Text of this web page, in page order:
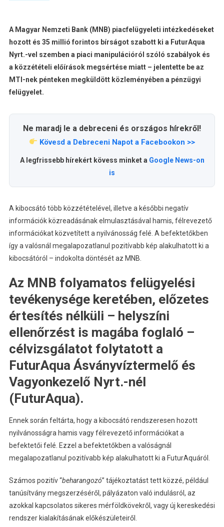
A Magyar Nemzeti Bank (MNB) piacfelügyeleti intézkedéseket
hozott és 35 millió forintos bírságot szabott ki a FuturAqua
Nyrt.-vel szemben a piaci manipulációról szóló szabályok és
a közzétételi előírások megsértése miatt – jelentette be az
MTI-nek pénteken megküldött közleményében a pénzügyi
felügyelet.
Ne maradj le a debreceni és országos hírekről!
Kövesd a Debreceni Napot a Facebookon >>
A legfrissebb hírekért kövess minket a Google News-on
is
A kibocsátó több közzétételével, illetve a későbbi negatív
információk közreadásának elmulasztásával hamis, félrevezető
információkat közvetített a nyilvánosság felé. A befektetőkben
így a valósnál megalapozatlanul pozitívabb kép alakulhatott ki a
kibocsátóról – indokolta döntését az MNB.
Az MNB folyamatos felügyelési
tevékenysége keretében, előzetes
értesítés nélküli – helyszíni
ellenőrzést is magába foglaló –
célvizsgálatot folytatott a
FuturAqua Ásványvíztermelő és
Vagyonkezelő Nyrt.-nél
(FuturAqua).
Ennek során feltárta, hogy a kibocsátó rendszeresen hozott
nyilvánosságra hamis vagy félrevezető információkat a
befektetői felé. Ezzel a befektetőkben a valóságnál
megalapozatlanul pozitívabb kép alakulhatott ki a FuturAquáról.
Számos pozitív “beharangozó” tájékoztatást tett közzé, például
tanúsítvány megszerzéséről, pályázaton való indulásról, az
azokkal kapcsolatos sikeres mérföldkövekről, vagy új kereskedési
rendszer kialakításának előkészületeiről.